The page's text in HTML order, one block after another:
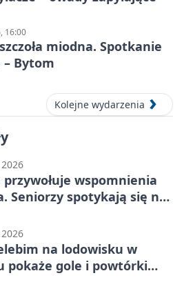
16:00
miodna. Spotkanie
Bytom
Kolejne wydarzenia
przywołuje wspomnienia
Seniorzy spotykają się na
na lodowisku w
pokaże gole i powtórki